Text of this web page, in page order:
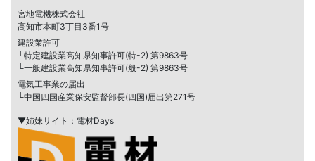
宮地電機株式会社
高知市本町3丁目3番1号
建設業許可
└特定建設業高知県知事許可(特-2) 第9863号
└一般建設業高知県知事許可(般-2) 第9863号
電気工事業の届出
└中国四国産業保安監督部長(四国)届出第271号
▼姉妹サイト：電材Days